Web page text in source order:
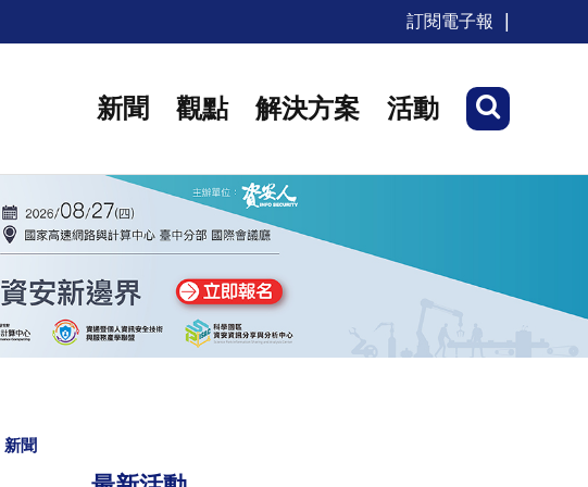
訂閱電子報
新聞 觀點 解決方案 活動
新聞